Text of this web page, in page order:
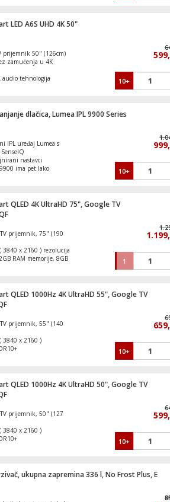
brza zamjena
trajanja aparata za
LED A6S UHD 4K 50"
prijemnik 50" (126cm)
zamućenja u 4K
audio tehnologija
10+
dlačica, Lumea IPL 9900 Series
IPL uređaj Lumea s
nastavci
ima pet lako
čak i na osjetljivim
vašu nijansu
10+
QLED 4K UltraHD 75", Google TV
prijemnik, 75" (190
3840 x 2160 ) rezolucija
RAM memorije, 8GB
C tuner, H265 HEVC
Google TV
1
QLED 1000Hz 4K UltraHD 55", Google TV
prijemnik, 55" (140
3840 x 2160 )
Google TV
10+
QLED 1000Hz 4K UltraHD 50", Google TV
prijemnik, 50" (127
3840 x 2160 )
Google TV
10+
ukupna zapremina 336 l, No Frost Plus, E
Bojler kombinirani, zapremine 75,3l, 6
Slušalice sa mikrofonom za gaming,
Ugradbena mašina za suđe, 13 setova, 5
Zamrzivač / Škrinja zapremina 198 litara,
Frižider / Zamrzivač, ukupna zapremina
lit., E